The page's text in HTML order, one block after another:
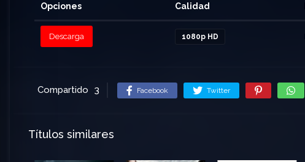
Opciones Calidad
Descarga 1080p HD
Compartido 3 Facebook Twitter
Títulos similares